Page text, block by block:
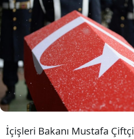
İçişleri Bakanı
Tuzla ilçesinde 1
gelen trafik
memuru Aydın
bildirdi.
İçişleri Bakanı Mustafa